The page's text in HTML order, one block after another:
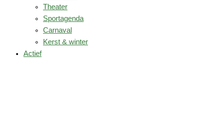
Theater
Sportagenda
Carnaval
Kerst & winter
Actief